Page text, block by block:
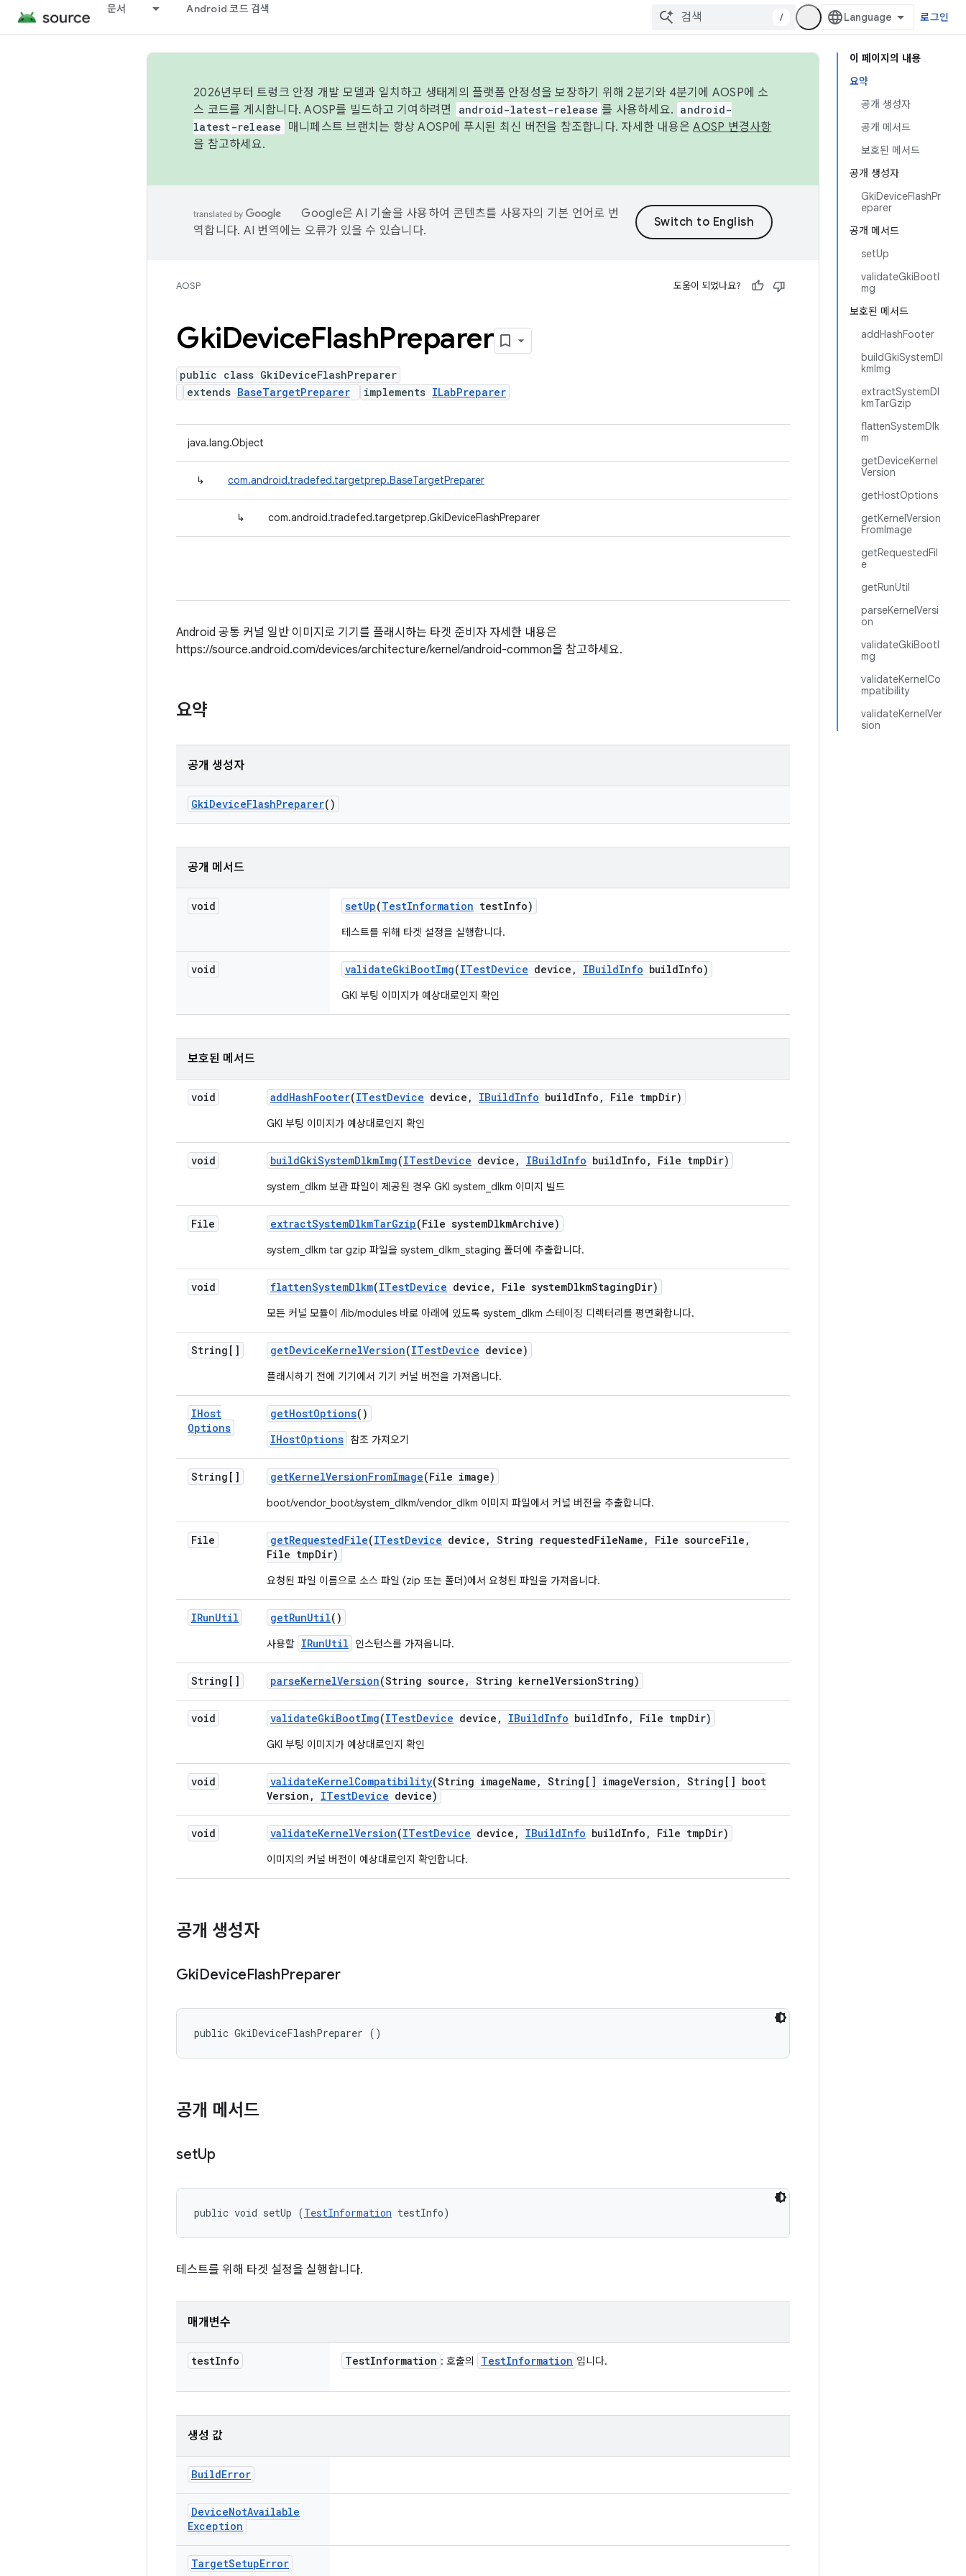
문서 Android 코드 검색
/ 로그인
이 페이지의 내용
요약
공개 생성자
공개 메서드
보호된 메서드
공개 생성자
GkiDeviceFlashPr
eparer
공개 메서드
setUp
validateGkiBootI
mg
보호된 메서드
addHashFooter
buildGkiSystemDl
kmImg
extractSystemDl
kmTarGzip
flattenSystemDlk
m
getDeviceKernel
Version
getHostOptions
getKernelVersion
FromImage
getRequestedFil
e
getRunUtil
parseKernelVersi
on
validateGkiBootI
mg
validateKernelCo
mpatibility
validateKernelVer
sion
2026년부터 트렁크 안정 개발 모델과 일치하고 생태계의 플랫폼 안정성을 보장하기 위해 2분기와 4분기에 AOSP에 소
스 코드를 게시합니다. AOSP를 빌드하고 기여하려면
android-latest-release 를 사용하세요. android-
latest-release
매니페스트 브랜치는 항상 AOSP에 푸시된 최신 버전을 참조합니다. 자세한 내용은AOSP 변경사항
을 참고하세요.
Google은 AI 기술을 사용하여 콘텐츠를 사용자의 기본 언어로 번
역합니다. AI 번역에는 오류가 있을 수 있습니다.
AOSP 도움이 되었나요?
GkiDeviceFlashPreparer
public class GkiDeviceFlashPreparer
extends BaseTargetPreparer implements ILabPreparer
java.lang.Object
↳ com.android.tradefed.targetprep.BaseTargetPreparer
↳ com.android.tradefed.targetprep.GkiDeviceFlashPreparer
Android 공통 커널 일반 이미지로 기기를 플래시하는 타겟 준비자 자세한 내용은
https://source.android.com/devices/architecture/kernel/android-common을 참고하세요.
요약
공개 생성자
GkiDeviceFlashPreparer()
공개 메서드
void setUp(TestInformation testInfo)
테스트를 위해 타겟 설정을 실행합니다.
void validateGkiBootImg(ITestDevice device , IBuildInfo buildInfo)
GKI 부팅 이미지가 예상대로인지 확인
보호된 메서드
void addHashFooter(ITestDevice device , IBuildInfo buildInfo , File tmpDir)
GKI 부팅 이미지가 예상대로인지 확인
void buildGkiSystemDlkmImg(ITestDevice device , IBuildInfo buildInfo , File tmpDir)
system_dlkm 보관 파일이 제공된 경우 GKI system_dlkm 이미지 빌드
File extractSystemDlkmTarGzip(File systemDlkmArchive)
system_dlkm tar gzip 파일을 system_dlkm_staging 폴더에 추출합니다.
void flattenSystemDlkm(ITestDevice device , File systemDlkmStagingDir)
모든 커널 모듈이 /lib/modules 바로 아래에 있도록 system_dlkm 스테이징 디렉터리를 평면화합니다.
String[] getDeviceKernelVersion(ITestDevice device)
플래시하기 전에 기기에서 기기 커널 버전을 가져옵니다.
IHost
Options
getHostOptions()
IHostOptions 참조 가져오기
String[] getKernelVersionFromImage(File image)
boot/vendor_boot/system_dlkm/vendor_dlkm 이미지 파일에서 커널 버전을 추출합니다.
File getRequestedFile(ITestDevice device , String requestedFileName , File sourceFile ,
File tmpDir)
요청된 파일 이름으로 소스 파일 (zip 또는 폴더)에서 요청된 파일을 가져옵니다.
IRunUtil getRunUtil()
사용할 IRunUtil 인스턴스를 가져옵니다.
String[] parseKernelVersion(String source , String kernelVersionString)
void validateGkiBootImg(ITestDevice device , IBuildInfo buildInfo , File tmpDir)
GKI 부팅 이미지가 예상대로인지 확인
void validateKernelCompatibility(String imageName , String[] imageVersion , String[] boot
Version , ITestDevice device)
void validateKernelVersion(ITestDevice device , IBuildInfo buildInfo , File tmpDir)
이미지의 커널 버전이 예상대로인지 확인합니다.
공개 생성자
GkiDeviceFlashPreparer
public GkiDeviceFlashPreparer ()
공개 메서드
setUp
public void setUp (TestInformation testInfo)
테스트를 위해 타겟 설정을 실행합니다.
매개변수
testInfo TestInformation : 호출의 TestInformation 입니다.
생성 값
BuildError
DeviceNotAvailable
Exception
TargetSetupError